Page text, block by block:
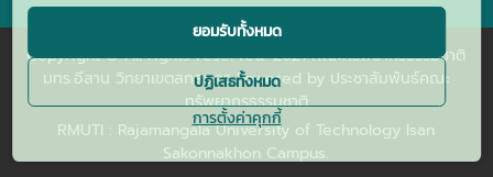
ยอมรับทั้งหมด
ปฏิเสธทั้งหมด
การตั้งค่าคุกกี้
Copyright © All rights reserved. 2021 คณะทรัพยากรธรรมชาติ
มทร.อีสาน วิทยาเขตสกลนคร Powered by ประชาสัมพันธ์คณะ
ทรัพยากรธรรมชาติ
RMUTI : Rajamangala University of Technology Isan
Sakonnakhon Campus.